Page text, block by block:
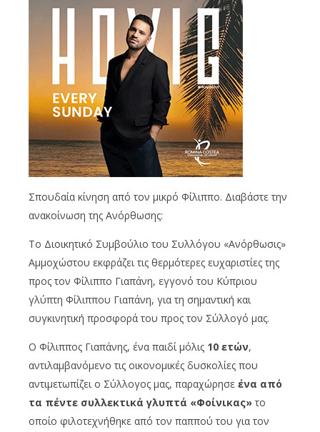
Σπουδαία κίνηση από τον μικρό Φίλιππο. Διαβάστε την
ανακοίνωση της Ανόρθωσης:
Το Διοικητικό Συμβούλιο του Συλλόγου «Ανόρθωσις»
Αμμοχώστου εκφράζει τις θερμότερες ευχαριστίες της
προς τον Φίλιππο Γιαπάνη, εγγονό του Κύπριου
γλύπτη Φίλιππου Γιαπάνη, για τη σημαντική και
συγκινητική προσφορά του προς τον Σύλλογό μας.
Ο Φίλιππος Γιαπάνης, ένα παιδί μόλις 10 ετών,
αντιλαμβανόμενο τις οικονομικές δυσκολίες που
αντιμετωπίζει ο Σύλλογος μας, παραχώρησε ένα από
τα πέντε συλλεκτικά γλυπτά «Φοίνικας» το
οποίο φιλοτεχνήθηκε από τον παππού του για τον